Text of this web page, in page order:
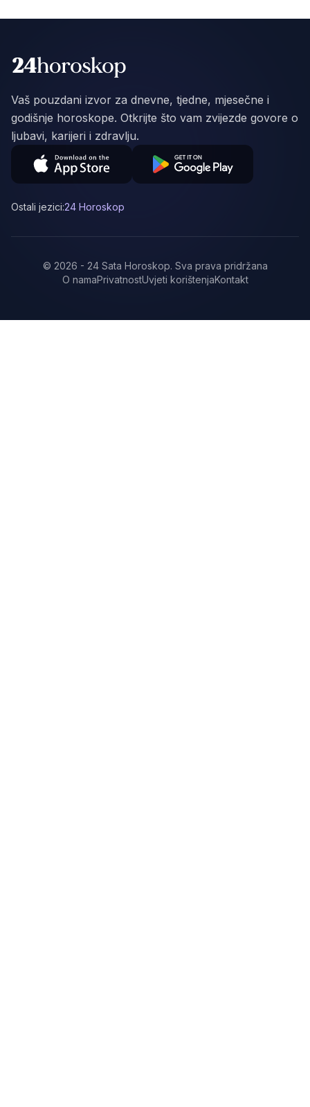
Vaš pouzdani izvor za dnevne, tjedne, mjesečne i
godišnje horoskope. Otkrijte što vam zvijezde govore o
ljubavi, karijeri i zdravlju.
Ostali jezici:24 Horoskop
© 2026 - 24 Sata Horoskop. Sva prava pridržana
O namaPrivatnostUvjeti korištenjaKontakt